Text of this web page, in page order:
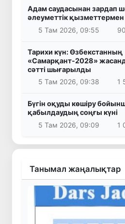
Адам саудасынан зардап
әлеуметтік
5 Там 2026, 09:55
Тарихи күн: Өзбекстанның
«Самарқант-2028»
сәтті шығарылды
5 Там 2026, 09:38
1
Бүгін оқуды көшіру
қабылдаудың соңғы күні
5 Там 2026, 09:09
1
Танымал жаңалықтар